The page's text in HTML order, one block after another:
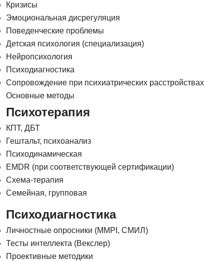
Кризисы
Эмоциональная дисрегуляция
Поведенческие проблемы
Детская психология (специализация)
Нейропсихология
Психодиагностика
Сопровождение при психиатрических расстройствах
Основные методы
Психотерапия
КПТ, ДБТ
Гештальт, психоанализ
Психодинамическая
EMDR (при соответствующей сертификации)
Схема-терапия
Семейная, групповая
Психодиагностика
Личностные опросники (MMPI, СМИЛ)
Тесты интеллекта (Векслер)
Проективные методики